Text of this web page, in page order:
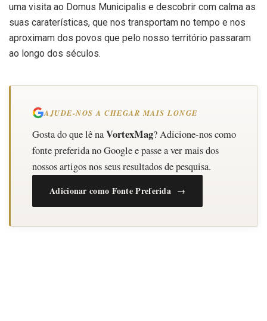
uma visita ao Domus Municipalis e descobrir com calma as
suas caraterísticas, que nos transportam no tempo e nos
aproximam dos povos que pelo nosso território passaram
ao longo dos séculos.
AJUDE-NOS A CHEGAR MAIS LONGE
Gosta do que lê naVortexMag? Adicione-nos como
fonte preferida no Google e passe a ver mais dos
nossos artigos nos seus resultados de pesquisa.
Adicionar como Fonte Preferida →